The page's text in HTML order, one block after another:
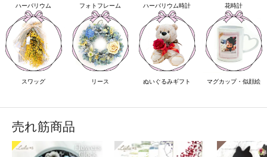
ハーバリウム フォトフレーム ハーバリウム時計 花時計
スワッグ リース ぬいぐるみギフト マグカップ・似顔絵
売れ筋商品